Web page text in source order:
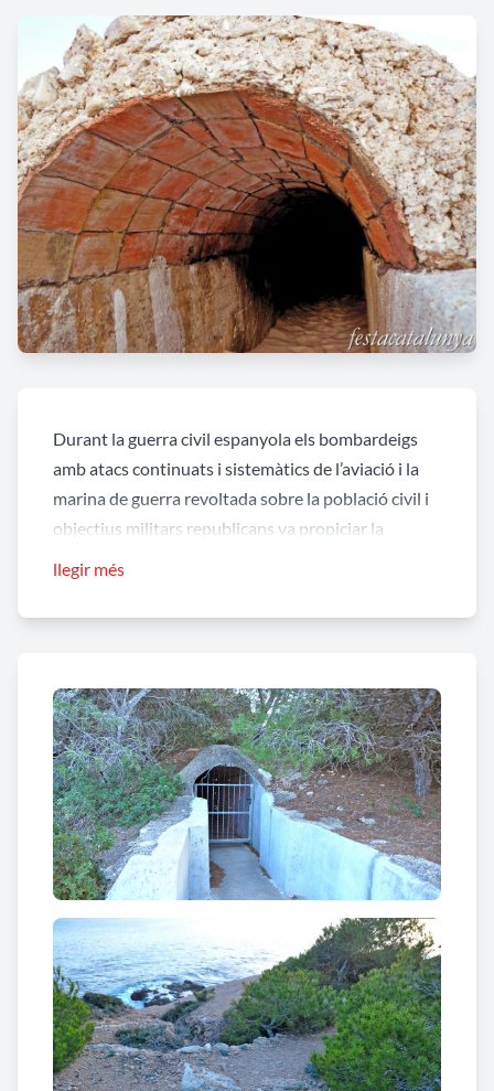
Durant la guerra civil espanyola els bombardeigs
amb atacs continuats i sistemàtics de l’aviació i la
marina de guerra revoltada sobre la població civil i
objectius militars republicans va propiciar la
dates en quèes sospitava d’un possible
desembarcament del bàndol Nacional arribat des
de Mallorca. Tot i mai produir-se aquest
desembarcament, el procés de fortificació no es va
aturar mentre va ser possible,
podent trobar
fortificacions en l’actualitat a Sant Jordi d’Alfama,
Cala Mosques, Cala Nova, el Port de l’Estany i
Punta de l’Àliga
, entre d’altres, cobrint de dalt a baix
tot el municipi, essent destacables dues posicions:
Sant Jordi d’Alfama i el Port de l’Estany.
ASant Jordi d’Alfamaa part del’espectacular niu
de metralladora de l’estany Tortque hi ha situat a
llegir més